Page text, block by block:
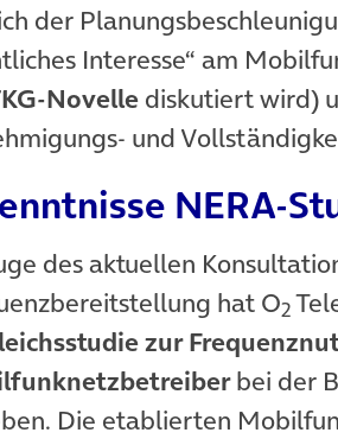
der
Interesse“ am
Novelle diskutiert wird)
und
NERA-
des aktuellen
hat O2
zur
bei der
Die etablierten